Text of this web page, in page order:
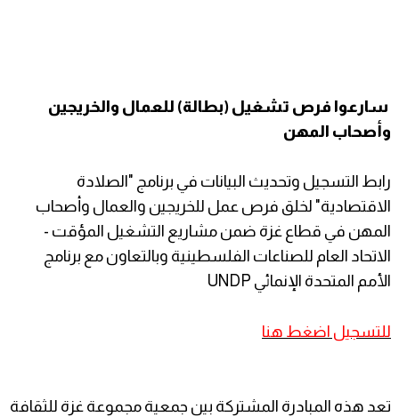
سارعوا فرص تشغيل (بطالة) للعمال والخريجين
وأصحاب المهن
رابط التسجيل وتحديث البيانات في برنامج "الصلادة
الاقتصادية" لخلق فرص عمل للخريجين والعمال وأصحاب
المهن في قطاع غزة ضمن مشاريع التشغيل المؤقت -
الاتحاد العام للصناعات الفلسطينية وبالتعاون مع برنامج
الأمم المتحدة الإنمائي UNDP
للتسجيل اضغط هنا
تعد هذه المبادرة المشتركة بين جمعية مجموعة غزة للثقافة